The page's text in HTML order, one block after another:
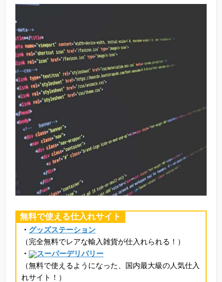
無料で使える仕入れサイト
・ グッズステーション
（完全無料でレアな輸入雑貨が仕入れられる！）
・
スーパーデリバリー
（無料で使えるようになった、国内最大級の人気仕入
れサイト！）